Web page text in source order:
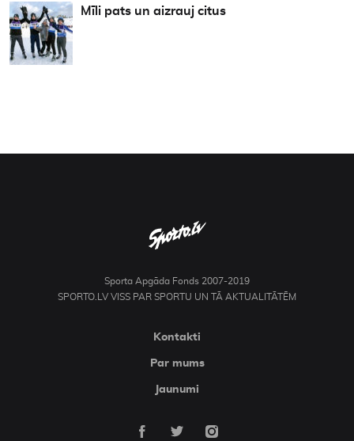
Mīli pats un aizrauj citus
Sporta Apgāda Fonds 2007-2019
SPORTO.LV VISS PAR SPORTU UN TĀ AKTUALITĀTĒM
Kontakti
Par mums
Jaunumi